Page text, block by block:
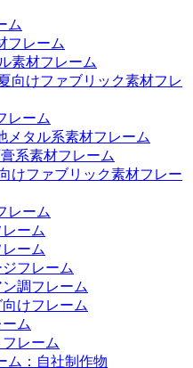
ム
フレーム
素材フレーム
向けファブリック素材フレ
レーム
タル系素材フレーム
系素材フレーム
けファブリック素材フレー
レーム
ーム
ーム
フレーム
調フレーム
けフレーム
ム
レーム
ム：自社制作物